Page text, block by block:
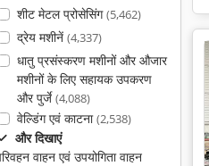
शीट मेटल प्रोसेसिंग(5,462)
द्रेय मशीनें (4,337)
धातु प्रसंस्करण मशीनों और औजार
मशीनों के लिए सहायक उपकरण
और पुर्जे(4,088)
वेल्डिंग एवं काटना(2,538)
और दिखाएं
वाहन एवं उपयोगिता वाहन